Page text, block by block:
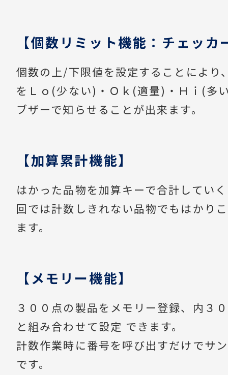
【個数リミット機能：チェッカ
個数の上/下限値を設定することにより
をＬｏ(少ない)・Ｏｋ(適量)・Ｈｉ(多
ブザーで知らせることが出来ます。
【加算累計機能】
はかった品物を加算キーで合計してい
回では計数しきれない品物でもはかり
ます。
【メモリー機能】
３００点の製品をメモリー登録、内３
と組み合わせて設定 できます。
計数作業時に番号を呼び出すだけでサ
です。